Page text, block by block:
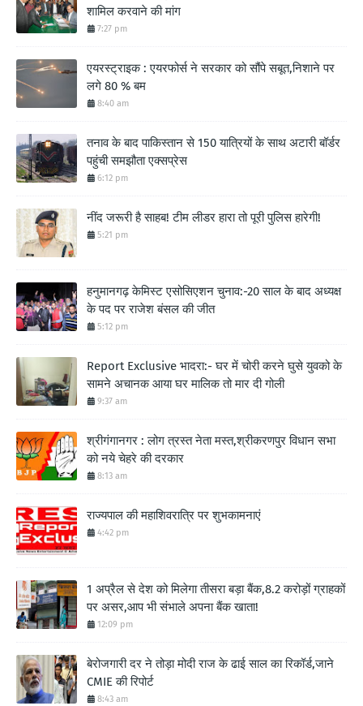
शामिल करवाने की मांग
7:27 pm
एयरस्ट्राइक : एयरफोर्स ने सरकार को सौंपे सबूत,निशाने पर
लगे 80 % बम
8:40 am
तनाव के बाद पाकिस्तान से 150 यात्रियों के साथ अटारी बॉर्डर
पहुंची समझौता एक्सप्रेस
6:12 pm
नींद जरूरी है साहब! टीम लीडर हारा तो पूरी पुलिस हारेगी!
5:21 pm
हनुमानगढ़ केमिस्ट एसोसिएशन चुनाव:-20 साल के बाद अध्यक्ष
के पद पर राजेश बंसल की जीत
5:12 pm
Report Exclusive भादरा:- घर में चोरी करने घुसे युवको के
सामने अचानक आया घर मालिक तो मार दी गोली
9:37 am
श्रीगंगानगर : लोग त्रस्त नेता मस्त,श्रीकरणपुर विधान सभा
को नये चेहरे की दरकार
8:13 am
राज्यपाल की महाशिवरात्रि पर शुभकामनाएं
4:42 pm
1 अप्रैल से देश को मिलेगा तीसरा बड़ा बैंक,8.2 करोड़ों ग्राहकों
पर असर,आप भी संभाले अपना बैंक खाता!
12:09 pm
बेरोजगारी दर ने तोड़ा मोदी राज के ढाई साल का रिकॉर्ड,जाने
CMIE की रिपोर्ट
8:43 am